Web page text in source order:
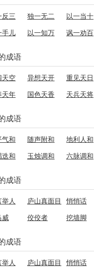
反三 独一无二 以一当十
手儿 以一知万 讽一劝百
成语
天空 异想天开 重见天日
天年 国色天香 天兵天将
成语
气和 随声附和 地利人和
迭和 玉烛调和 六脉调和
成语
多问于寡
举人 庐山真面目 悄悄话
威 佼佼者 挖墙脚
成语
多问于寡
举人 庐山真面目 悄悄话